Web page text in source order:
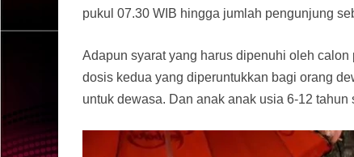
pukul 07.30 WIB hingga jumlah pengunjung
Adapun syarat yang harus dipenuhi oleh
dosis kedua yang diperuntukkan bagi orang
untuk dewasa. Dan anak anak usia 6-12